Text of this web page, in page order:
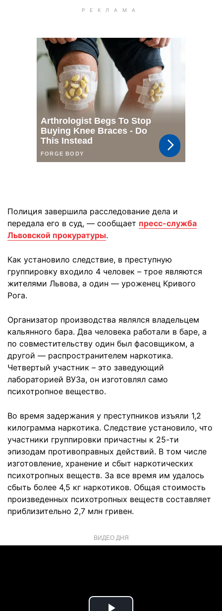
Полиция завершила расследование дела и
передала его в суд, — сообщает пресс-служба
Львовской прокуратуры.
Как установило следствие, в преступную
группировку входило 4 человек – трое являются
жителями Львова, а один — уроженец Кривого
Рога.
Организатор производства являлся владельцем
кальянного бара. Два человека работали в баре, а
по совместительству один был фасовщиком, а
другой — распространителем наркотика.
Четвертый участник – это заведующий
лабораторией ВУЗа, он изготовлял само
психотропное вещество.
Во время задержания у преступников изъяли 1,2
килограмма наркотика. Следствие установило, что
участники группировки причастны к 25-ти
эпизодам противоправных действий. В том числе
изготовление, хранение и сбыт наркотических
психотропных веществ. За все время им удалось
сбыть более 4,5 кг наркотиков. Общая стоимость
произведенных психотропных веществ составляет
приблизительно 2,7 млн гривен.
ВИДЕО ДНЯ